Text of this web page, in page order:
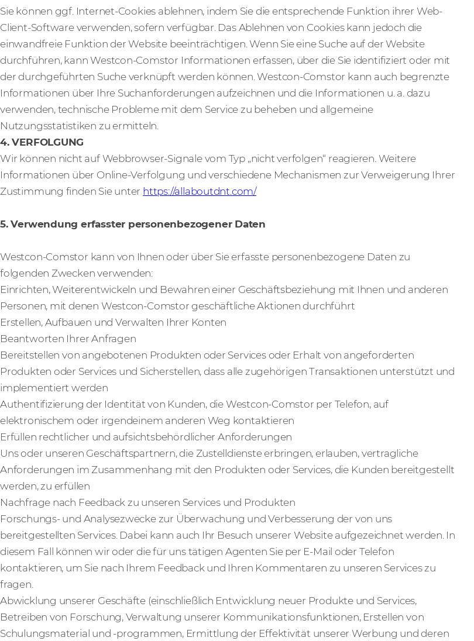
Sie können ggf. Internet-Cookies ablehnen, indem Sie die entsprechende Funktion ihrer Web-
Client-Software verwenden, sofern verfügbar. Das Ablehnen von Cookies kann jedoch die
einwandfreie Funktion der Website beeinträchtigen. Wenn Sie eine Suche auf der Website
durchführen, kann Westcon-Comstor Informationen erfassen, über die Sie identifiziert oder mit
der durchgeführten Suche verknüpft werden können. Westcon-Comstor kann auch begrenzte
Informationen über Ihre Suchanforderungen aufzeichnen und die Informationen u. a. dazu
verwenden, technische Probleme mit dem Service zu beheben und allgemeine
Nutzungsstatistiken zu ermitteln.
4. VERFOLGUNG
Wir können nicht auf Webbrowser-Signale vom Typ „nicht verfolgen“ reagieren. Weitere
Informationen über Online-Verfolgung und verschiedene Mechanismen zur Verweigerung Ihrer
Zustimmung finden Sie unter https://allaboutdnt.com/
5. Verwendung erfasster personenbezogener Daten
Westcon-Comstor kann von Ihnen oder über Sie erfasste personenbezogene Daten zu
folgenden Zwecken verwenden:
Einrichten, Weiterentwickeln und Bewahren einer Geschäftsbeziehung mit Ihnen und anderen
Personen, mit denen Westcon-Comstor geschäftliche Aktionen durchführt
Erstellen, Aufbauen und Verwalten Ihrer Konten
Beantworten Ihrer Anfragen
Bereitstellen von angebotenen Produkten oder Services oder Erhalt von angeforderten
Produkten oder Services und Sicherstellen, dass alle zugehörigen Transaktionen unterstützt und
implementiert werden
Authentifizierung der Identität von Kunden, die Westcon-Comstor per Telefon, auf
elektronischem oder irgendeinem anderen Weg kontaktieren
Erfüllen rechtlicher und aufsichtsbehördlicher Anforderungen
Uns oder unseren Geschäftspartnern, die Zustelldienste erbringen, erlauben, vertragliche
Anforderungen im Zusammenhang mit den Produkten oder Services, die Kunden bereitgestellt
werden, zu erfüllen
Nachfrage nach Feedback zu unseren Services und Produkten
Forschungs- und Analysezwecke zur Überwachung und Verbesserung der von uns
bereitgestellten Services. Dabei kann auch Ihr Besuch unserer Website aufgezeichnet werden. In
diesem Fall können wir oder die für uns tätigen Agenten Sie per E-Mail oder Telefon
kontaktieren, um Sie nach Ihrem Feedback und Ihren Kommentaren zu unseren Services zu
fragen.
Abwicklung unserer Geschäfte (einschließlich Entwicklung neuer Produkte und Services,
Betreiben von Forschung, Verwaltung unserer Kommunikationsfunktionen, Erstellen von
Schulungsmaterial und -programmen, Ermittlung der Effektivität unserer Werbung und deren